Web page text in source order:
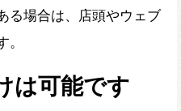
る場合は、店頭やウェブ
は可能です